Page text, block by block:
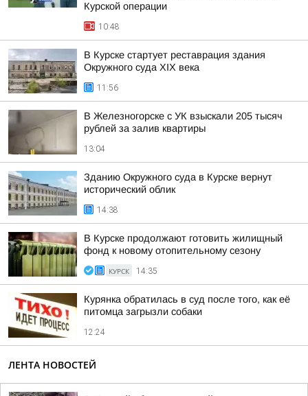
Курской операции
10:48
В Курске стартует реставрация здания
Окружного суда XIX века
11:56
В Железногорске с УК взыскали 205 тысяч
рублей за залив квартиры
13:04
Зданию Окружного суда в Курске вернут
исторический облик
14:38
В Курске продолжают готовить жилищный
фонд к новому отопительному сезону
КУРСК 14:35
Курянка обратилась в суд после того, как её
питомца загрызли собаки
12:24
ЛЕНТА НОВОСТЕЙ